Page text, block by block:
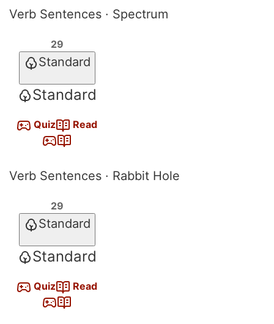
Verb Sentences · Spectrum
29
Standard
Standard
Quiz Read
Verb Sentences · Rabbit Hole
29
Standard
Standard
Quiz Read